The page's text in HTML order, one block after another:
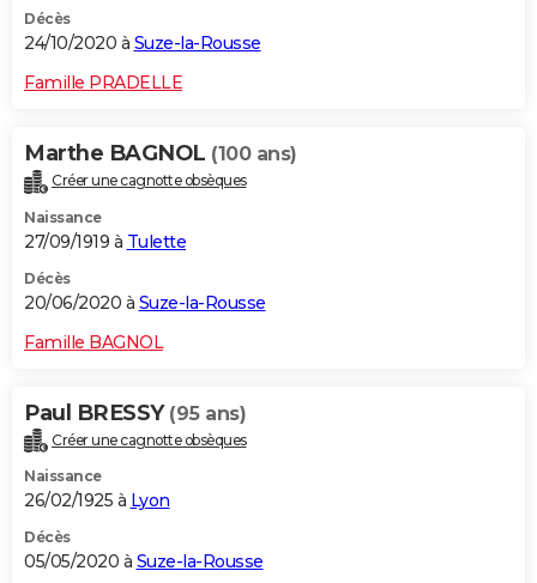
Décès
24/10/2020 à Suze-la-Rousse
Famille PRADELLE
Marthe BAGNOL (100 ans)
Créer une cagnotte obsèques
Naissance
27/09/1919 à Tulette
Décès
20/06/2020 à Suze-la-Rousse
Famille BAGNOL
Paul BRESSY (95 ans)
Créer une cagnotte obsèques
Naissance
26/02/1925 à Lyon
Décès
05/05/2020 à Suze-la-Rousse